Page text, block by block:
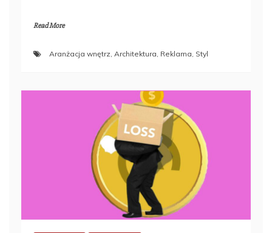
Read More
Aranżacja wnętrz, Architektura, Reklama, Styl